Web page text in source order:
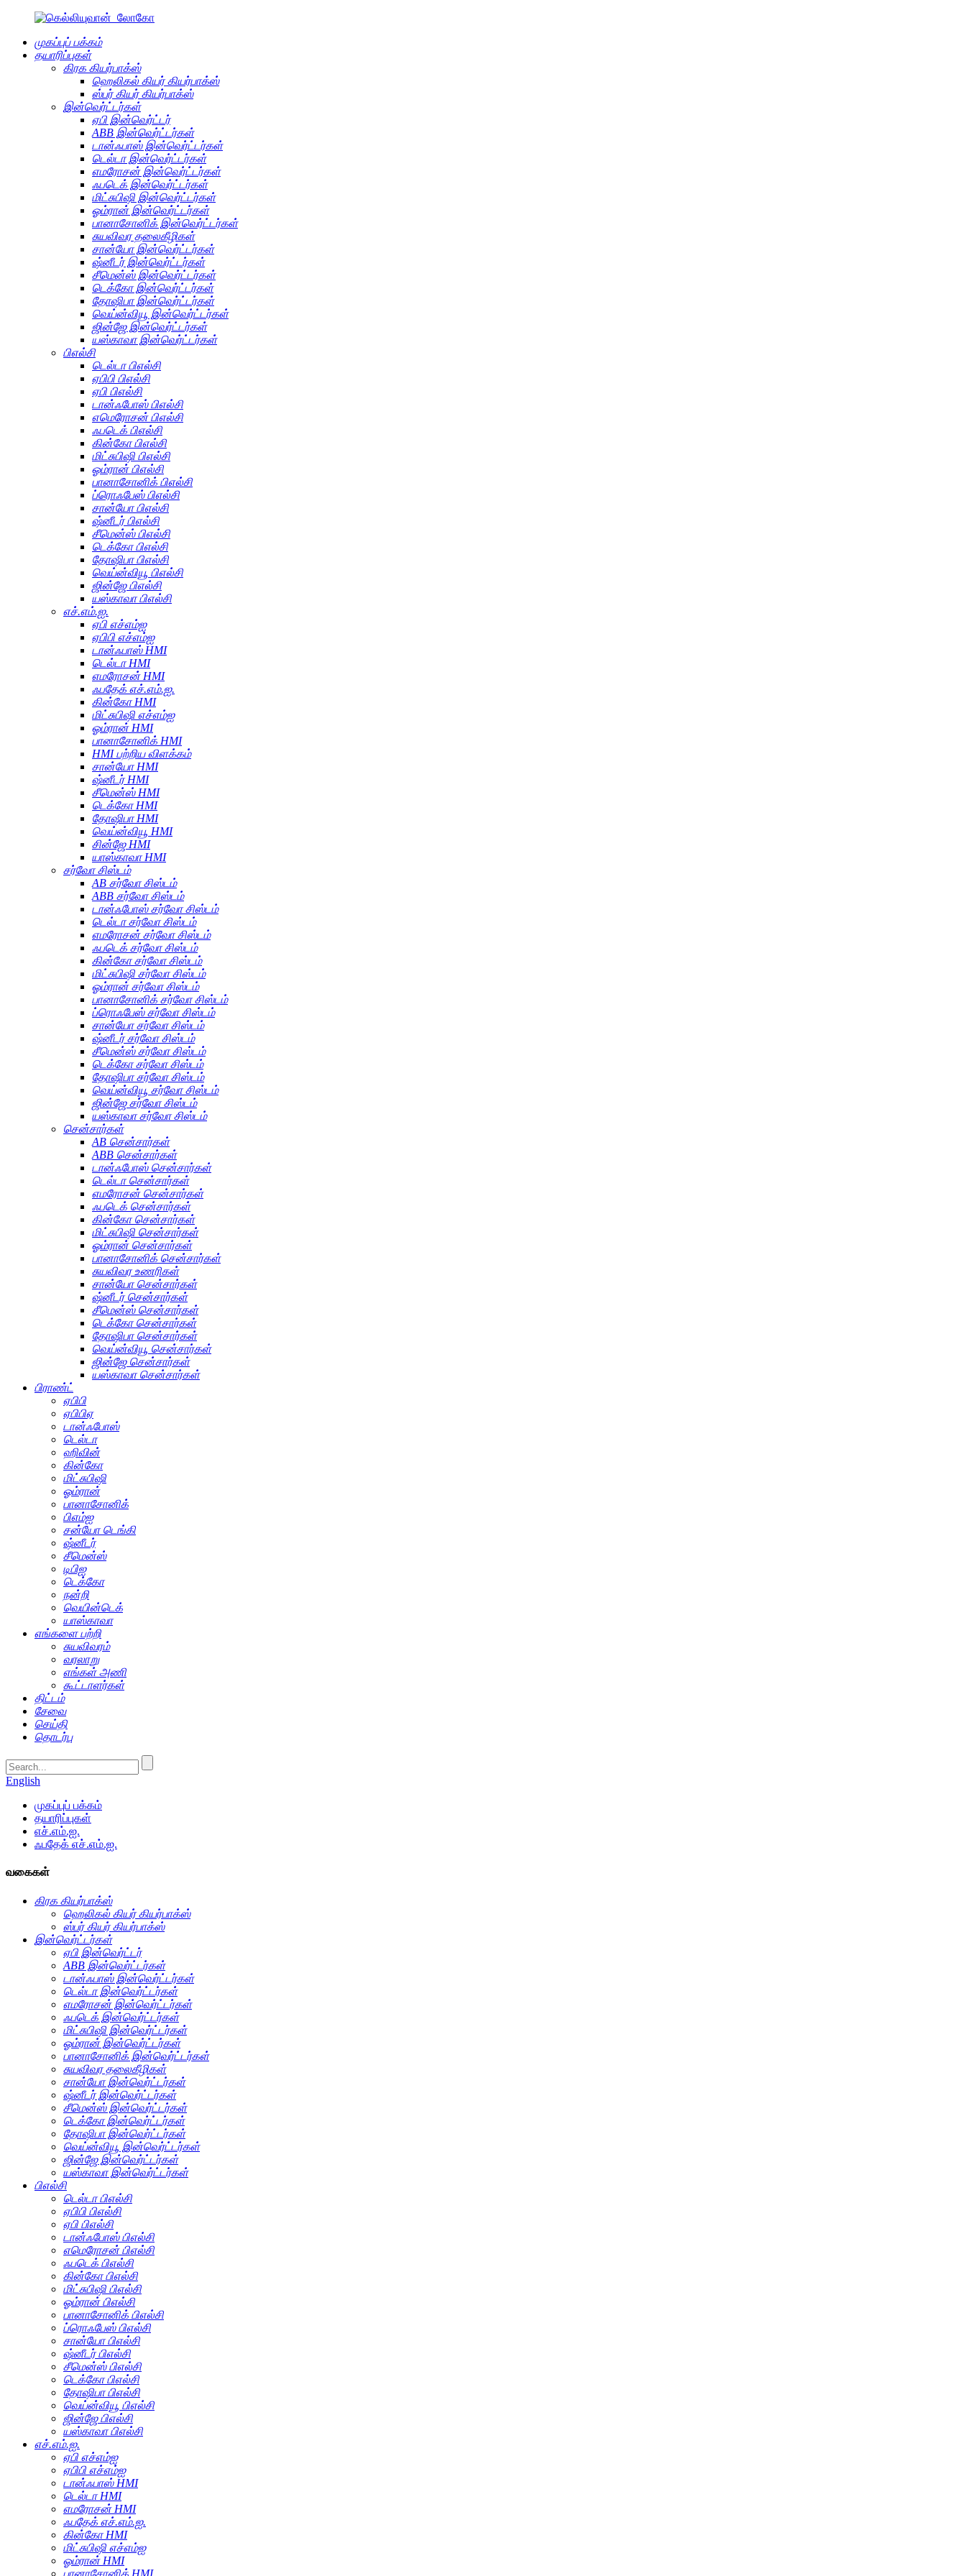
முகப்புப் பக்கம்
தயாரிப்புகள்
கிரக கியர்பாக்ஸ்
ஹெலிகல் கியர் கியர்பாக்ஸ்
ஸ்பர் கியர் கியர்பாக்ஸ்
இன்வெர்ட்டர்கள்
ஏபி இன்வெர்ட்டர்
ABB இன்வெர்ட்டர்கள்
டான்ஃபாஸ் இன்வெர்ட்டர்கள்
டெல்டா இன்வெர்ட்டர்கள்
எமரோசன் இன்வெர்ட்டர்கள்
ஃபடெக் இன்வெர்ட்டர்கள்
மிட்சுபிஷி இன்வெர்ட்டர்கள்
ஓம்ரான் இன்வெர்ட்டர்கள்
பானாசோனிக் இன்வெர்ட்டர்கள்
சுயவிவர தலைகீழிகள்
சான்யோ இன்வெர்ட்டர்கள்
ஷ்னீடர் இன்வெர்ட்டர்கள்
சீமென்ஸ் இன்வெர்ட்டர்கள்
டெக்கோ இன்வெர்ட்டர்கள்
தோஷிபா இன்வெர்ட்டர்கள்
வெய்ன்வியூ இன்வெர்ட்டர்கள்
ஜின்ஜே இன்வெர்ட்டர்கள்
யஸ்காவா இன்வெர்ட்டர்கள்
பிஎல்சி
டெல்டா பிஎல்சி
ஏபிபி பிஎல்சி
ஏபி பிஎல்சி
டான்ஃபோஸ் பிஎல்சி
எமெரோசன் பிஎல்சி
ஃபடெக் பிஎல்சி
கின்கோ பிஎல்சி
மிட்சுபிஷி பிஎல்சி
ஓம்ரான் பிஎல்சி
பானாசோனிக் பிஎல்சி
ப்ரொஃபேஸ் பிஎல்சி
சான்யோ பிஎல்சி
ஷ்னீடர் பிஎல்சி
சீமென்ஸ் பிஎல்சி
டெக்கோ பிஎல்சி
தோஷிபா பிஎல்சி
வெய்ன்வியூ பிஎல்சி
ஜின்ஜே பிஎல்சி
யஸ்காவா பிஎல்சி
எச்.எம்.ஐ.
ஏபி எச்எம்ஐ
ஏபிபி எச்எம்ஐ
டான்ஃபாஸ் HMI
டெல்டா HMI
எமரோசன் HMI
ஃபதேக் எச்.எம்.ஐ.
கின்கோ HMI
மிட்சுபிஷி எச்எம்ஐ
ஓம்ரான் HMI
பானாசோனிக் HMI
HMI பற்றிய விளக்கம்
சான்யோ HMI
ஷ்னீடர் HMI
சீமென்ஸ் HMI
டெக்கோ HMI
தோஷிபா HMI
வெய்ன்வியூ HMI
சின்ஜே HMI
யாஸ்காவா HMI
சர்வோ சிஸ்டம்
AB சர்வோ சிஸ்டம்
ABB சர்வோ சிஸ்டம்
டான்ஃபோஸ் சர்வோ சிஸ்டம்
டெல்டா சர்வோ சிஸ்டம்
எமரோசன் சர்வோ சிஸ்டம்
ஃபடெக் சர்வோ சிஸ்டம்
கின்கோ சர்வோ சிஸ்டம்
மிட்சுபிஷி சர்வோ சிஸ்டம்
ஓம்ரான் சர்வோ சிஸ்டம்
பானாசோனிக் சர்வோ சிஸ்டம்
ப்ரொஃபேஸ் சர்வோ சிஸ்டம்
சான்யோ சர்வோ சிஸ்டம்
ஷ்னீடர் சர்வோ சிஸ்டம்
சீமென்ஸ் சர்வோ சிஸ்டம்
டெக்கோ சர்வோ சிஸ்டம்
தோஷிபா சர்வோ சிஸ்டம்
வெய்ன்வியூ சர்வோ சிஸ்டம்
ஜின்ஜே சர்வோ சிஸ்டம்
யஸ்காவா சர்வோ சிஸ்டம்
சென்சார்கள்
AB சென்சார்கள்
ABB சென்சார்கள்
டான்ஃபோஸ் சென்சார்கள்
டெல்டா சென்சார்கள்
எமரோசன் சென்சார்கள்
ஃபடெக் சென்சார்கள்
கின்கோ சென்சார்கள்
மிட்சுபிஷி சென்சார்கள்
ஓம்ரான் சென்சார்கள்
பானாசோனிக் சென்சார்கள்
சுயவிவர உணரிகள்
சான்யோ சென்சார்கள்
ஷ்னீடர் சென்சார்கள்
சீமென்ஸ் சென்சார்கள்
டெக்கோ சென்சார்கள்
தோஷிபா சென்சார்கள்
வெய்ன்வியூ சென்சார்கள்
ஜின்ஜே சென்சார்கள்
யஸ்காவா சென்சார்கள்
பிராண்ட்
ஏபிபி
ஏபிபிஏ
டான்ஃபோஸ்
டெல்டா
ஹிவின்
கின்கோ
மிட்சுபிஷி
ஓம்ரான்
பானாசோனிக்
பிஎம்ஐ
சன்யோ டெங்கி
ஷ்னீடர்
சீமென்ஸ்
டிபிஐ
டெக்கோ
நன்றி
வெயின்டெக்
யாஸ்காவா
எங்களை பற்றி
சுயவிவரம்
வரலாறு
எங்கள் அணி
கூட்டாளர்கள்
திட்டம்
சேவை
செய்தி
தொடர்பு
English
முகப்புப் பக்கம்
தயாரிப்புகள்
எச்.எம்.ஐ.
ஃபதேக் எச்.எம்.ஐ.
வகைகள்
கிரக கியர்பாக்ஸ்
ஹெலிகல் கியர் கியர்பாக்ஸ்
ஸ்பர் கியர் கியர்பாக்ஸ்
இன்வெர்ட்டர்கள்
ஏபி இன்வெர்ட்டர்
ABB இன்வெர்ட்டர்கள்
டான்ஃபாஸ் இன்வெர்ட்டர்கள்
டெல்டா இன்வெர்ட்டர்கள்
எமரோசன் இன்வெர்ட்டர்கள்
ஃபடெக் இன்வெர்ட்டர்கள்
மிட்சுபிஷி இன்வெர்ட்டர்கள்
ஓம்ரான் இன்வெர்ட்டர்கள்
பானாசோனிக் இன்வெர்ட்டர்கள்
சுயவிவர தலைகீழிகள்
சான்யோ இன்வெர்ட்டர்கள்
ஷ்னீடர் இன்வெர்ட்டர்கள்
சீமென்ஸ் இன்வெர்ட்டர்கள்
டெக்கோ இன்வெர்ட்டர்கள்
தோஷிபா இன்வெர்ட்டர்கள்
வெய்ன்வியூ இன்வெர்ட்டர்கள்
ஜின்ஜே இன்வெர்ட்டர்கள்
யஸ்காவா இன்வெர்ட்டர்கள்
பிஎல்சி
டெல்டா பிஎல்சி
ஏபிபி பிஎல்சி
ஏபி பிஎல்சி
டான்ஃபோஸ் பிஎல்சி
எமெரோசன் பிஎல்சி
ஃபடெக் பிஎல்சி
கின்கோ பிஎல்சி
மிட்சுபிஷி பிஎல்சி
ஓம்ரான் பிஎல்சி
பானாசோனிக் பிஎல்சி
ப்ரொஃபேஸ் பிஎல்சி
சான்யோ பிஎல்சி
ஷ்னீடர் பிஎல்சி
சீமென்ஸ் பிஎல்சி
டெக்கோ பிஎல்சி
தோஷிபா பிஎல்சி
வெய்ன்வியூ பிஎல்சி
ஜின்ஜே பிஎல்சி
யஸ்காவா பிஎல்சி
எச்.எம்.ஐ.
ஏபி எச்எம்ஐ
ஏபிபி எச்எம்ஐ
டான்ஃபாஸ் HMI
டெல்டா HMI
எமரோசன் HMI
ஃபதேக் எச்.எம்.ஐ.
கின்கோ HMI
மிட்சுபிஷி எச்எம்ஐ
ஓம்ரான் HMI
பானாசோனிக் HMI